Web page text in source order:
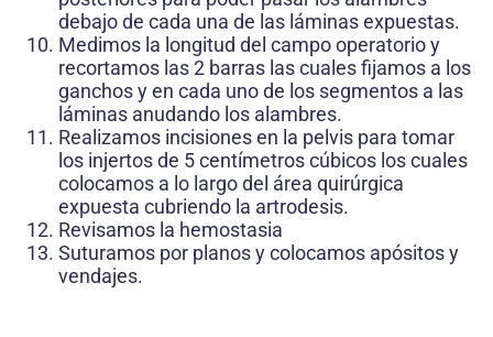
debajo de cada una de las láminas expuestas.
Medimos la longitud del campo operatorio y
recortamos las 2 barras las cuales fijamos a los
ganchos y en cada uno de los segmentos a las
láminas anudando los alambres.
Realizamos incisiones en la pelvis para tomar
los injertos de 5 centímetros cúbicos los cuales
colocamos a lo largo del área quirúrgica
expuesta cubriendo la artrodesis.
Revisamos la hemostasia
Suturamos por planos y colocamos apósitos y
vendajes.